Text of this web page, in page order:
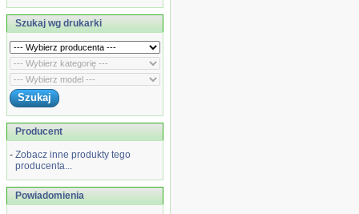
Szukaj wg drukarki
Producent
- Zobacz inne produkty tego
producenta...
Powiadomienia